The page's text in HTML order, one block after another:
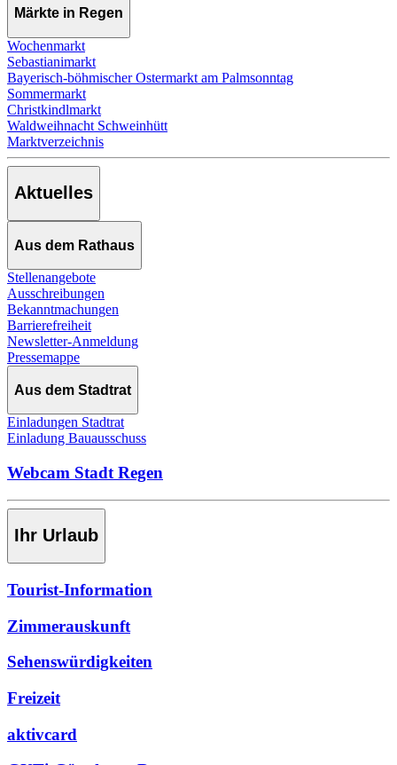
Märkte in Regen
Wochenmarkt
Sebastianimarkt
Bayerisch-böhmischer Ostermarkt am Palmsonntag
Sommermarkt
Christkindlmarkt
Waldweihnacht Schweinhütt
Marktverzeichnis
Aktuelles
Aus dem Rathaus
Stellenangebote
Ausschreibungen
Bekanntmachungen
Barrierefreiheit
Newsletter-Anmeldung
Pressemappe
Aus dem Stadtrat
Einladungen Stadtrat
Einladung Bauausschuss
Webcam Stadt Regen
Ihr Urlaub
Tourist-Information
Zimmerauskunft
Sehenswürdigkeiten
Freizeit
aktivcard